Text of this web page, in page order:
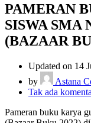
PAMERAN
SISWA SMA
(BAZAAR
Updated on 14
by
Astana
Tak ada
Pameran buku karya